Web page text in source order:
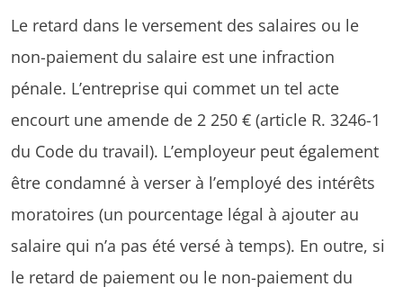
Le retard dans le versement des salaires ou le
non-paiement du salaire est une infraction
pénale. L’entreprise qui commet un tel acte
encourt une amende de 2 250 € (article R. 3246-1
du Code du travail). L’employeur peut également
être condamné à verser à l’employé des intérêts
moratoires (un pourcentage légal à ajouter au
salaire qui n’a pas été versé à temps). En outre, si
le retard de paiement ou le non-paiement du